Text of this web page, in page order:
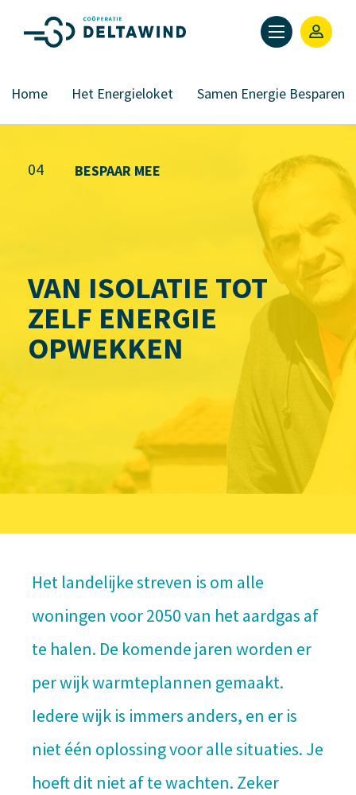
Home Het Energieloket Samen Energie Besparen
04 BESPAAR MEE
VAN ISOLATIE TOT
ZELF ENERGIE
OPWEKKEN
Het landelijke streven is om alle
woningen voor 2050 van het aardgas af
te halen. De komende jaren worden er
per wijk warmteplannen gemaakt.
Iedere wijk is immers anders, en er is
niet één oplossing voor alle situaties. Je
hoeft dit niet af te wachten. Zeker